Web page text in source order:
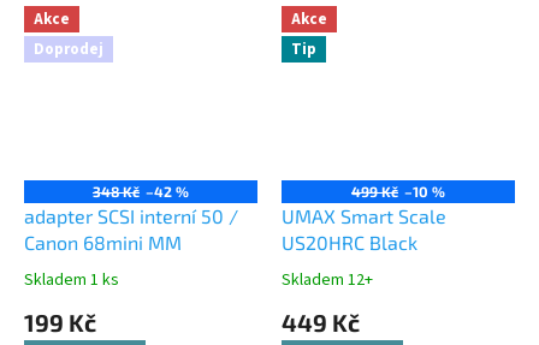
Akce
Doprodej
348 Kč –42 %
adapter SCSI interní 50 /
Canon 68mini MM
Skladem 1 ks
199 Kč
Akce
Tip
499 Kč –10 %
UMAX Smart Scale
US20HRC Black
Skladem 12+
449 Kč